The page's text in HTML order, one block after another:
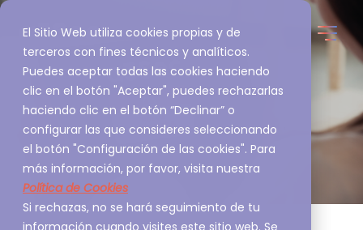
El Sitio Web utiliza cookies propias y de
terceros con fines técnicos y analíticos.
Puedes aceptar todas las cookies haciendo
clic en el botón "Aceptar", puedes rechazarlas
haciendo clic en el botón “Declinar” o
configurar las que consideres seleccionando
el botón "Configuración de las cookies". Para
más información, por favor, visita nuestra
Política de Cookies
Si rechazas, no se hará seguimiento de tu
información cuando visites este sitio web. Se